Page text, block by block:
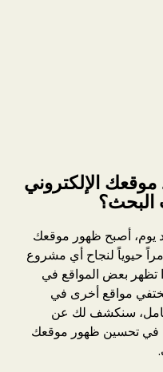
الإلكتروني
يوم، أصبح ظهور موقعك
حيوياً لنجاح أي مشروع
تظهر بعض المواقع في
تختفي مواقع أخرى في
سنكشف لك عن
في تحسين ظهور موقعك